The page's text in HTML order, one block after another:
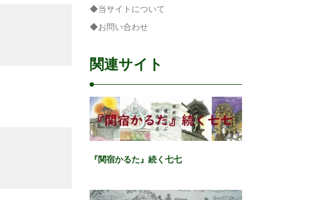
◆当サイトについて
◆お問い合わせ
関連サイト
『関宿かるた』続く七七